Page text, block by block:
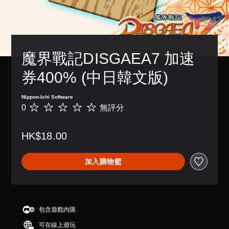
魔界戰記DISGAEA7 加速
券400% (中日韓文版)
Nippon-Ichi Software
無
0 無評分
HK$18.00
加入購物籃
包含遊戲內購
可在線上遊玩